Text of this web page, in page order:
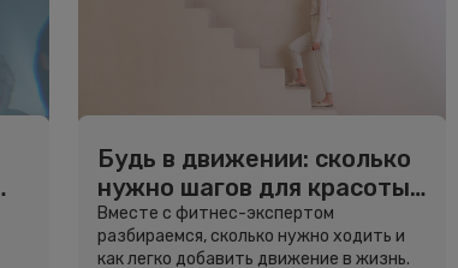
Будь в движении: сколько
нужно шагов для красоты
и здоровья
Вместе с фитнес-экспертом
разбираемся, сколько нужно ходить и
как легко добавить движение в жизнь.